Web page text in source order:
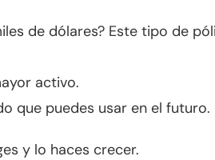
de dólares? Este tipo de
activo.
que puedes usar en el futuro.
y lo haces crecer.